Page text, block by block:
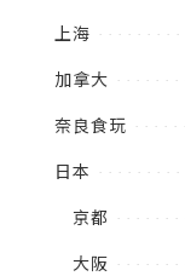
上海
加拿大
奈良食玩
日本
京都
大阪